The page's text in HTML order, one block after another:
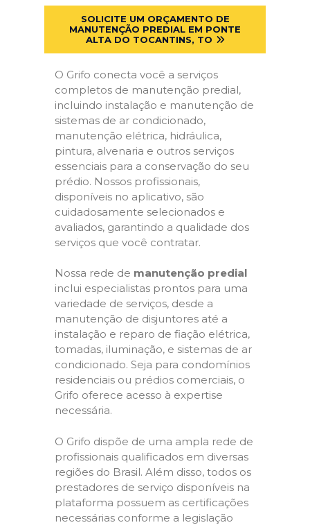
SOLICITE UM ORÇAMENTO DE
MANUTENÇÃO PREDIAL EM PONTE
ALTA DO TOCANTINS, TO
O Grifo conecta você a serviços
completos de manutenção predial,
incluindo instalação e manutenção de
sistemas de ar condicionado,
manutenção elétrica, hidráulica,
pintura, alvenaria e outros serviços
essenciais para a conservação do seu
prédio. Nossos profissionais,
disponíveis no aplicativo, são
cuidadosamente selecionados e
avaliados, garantindo a qualidade dos
serviços que você contratar.
Nossa rede de manutenção predial
inclui especialistas prontos para uma
variedade de serviços, desde a
manutenção de disjuntores até a
instalação e reparo de fiação elétrica,
tomadas, iluminação, e sistemas de ar
condicionado. Seja para condomínios
residenciais ou prédios comerciais, o
Grifo oferece acesso à expertise
necessária.
O Grifo dispõe de uma ampla rede de
profissionais qualificados em diversas
regiões do Brasil. Além disso, todos os
prestadores de serviço disponíveis na
plataforma possuem as certificações
necessárias conforme a legislação